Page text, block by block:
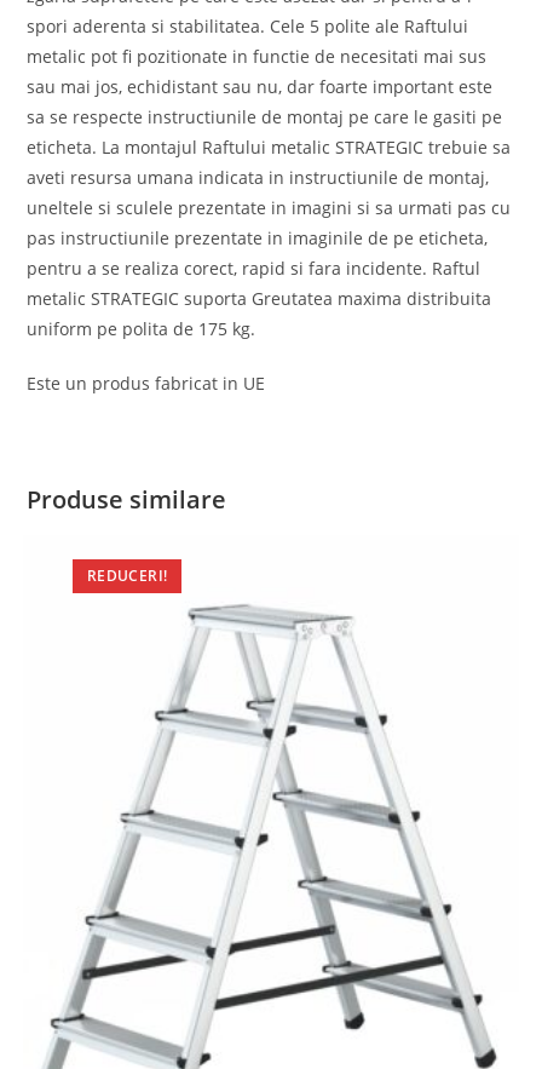
spori aderenta si stabilitatea. Cele 5 polite ale Raftului
metalic pot fi pozitionate in functie de necesitati mai sus
sau mai jos, echidistant sau nu, dar foarte important este
sa se respecte instructiunile de montaj pe care le gasiti pe
eticheta. La montajul Raftului metalic STRATEGIC trebuie sa
aveti resursa umana indicata in instructiunile de montaj,
uneltele si sculele prezentate in imagini si sa urmati pas cu
pas instructiunile prezentate in imaginile de pe eticheta,
pentru a se realiza corect, rapid si fara incidente. Raftul
metalic STRATEGIC suporta Greutatea maxima distribuita
uniform pe polita de 175 kg.
Este un produs fabricat in UE
Produse similare
REDUCERI!